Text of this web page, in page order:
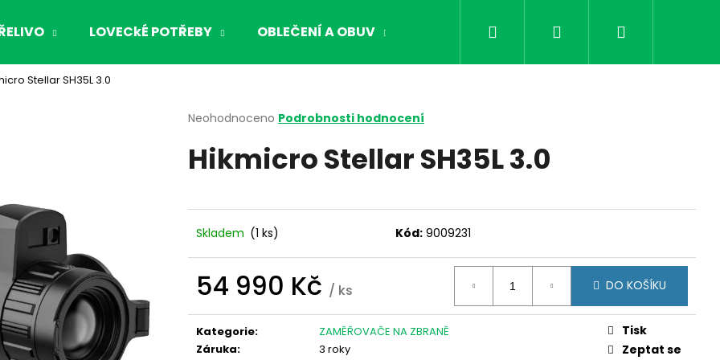
LOVECkÉ POTŘEBY OBLEČENÍ A OBUV NOČNÍ VIDĚNÍPřihlášení
Stellar SH35L 3.0
Průměrné
produktu
je
5
hvězdiček.
Neohodnoceno Podrobnosti hodnocení
Hikmicro Stellar SH35L 3.0
Skladem (1 ks) Kód: 9009231
54 990 Kč / ks
cena:
DO KOŠÍKU
Kategorie:
ZAMĚŘOVAČE NA ZBRANĚ
Záruka: 3 roky
Tisk
Zeptat se
Co potřebujete najít?
HLEDAT
Doporučujeme
Následující